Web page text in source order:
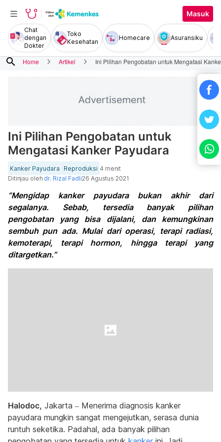
Masuk
Chat
dengan
Dokter
Toko
Kesehatan
Homecare Asuransiku
search Home Artikel Ini Pilihan Pengobatan untuk Mengatasi
Ini Pilihan Pengobatan untuk
Mengatasi Kanker Payudara
Kanker Payudara Reproduksi 4 menit
Ditinjau oleh dr. Rizal Fadli26 Agustus 2021
“Mengidap kanker payudara bukan akhir dari
segalanya. Sebab, tersedia banyak pilihan
pengobatan yang bisa dijalani, dan kemungkinan
sembuh pun ada. Mulai dari operasi, terapi radiasi,
kemoterapi, terapi hormon, hingga terapi yang
ditargetkan.”
Halodoc, Jakarta – Menerima diagnosis kanker
payudara mungkin sangat mengejutkan, serasa dunia
runtuh seketika. Padahal, ada banyak pilihan